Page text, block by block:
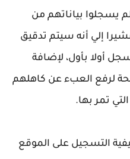
يسجلوا بياناتهم من
إلي أنه سيتم تدقيق
أولا بأول، لإضافة
لرفع العبء عن كاهلهم
تمر بها.
التسجيل على الموقع